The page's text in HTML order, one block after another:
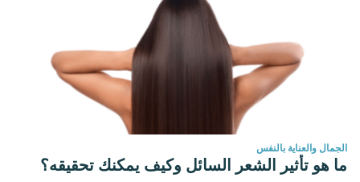
الجمال والعناية بالنفس
ما هو تأثير الشعر السائل وكيف يمكنك تحقيقه؟